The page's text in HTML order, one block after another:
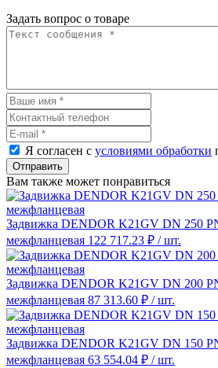
Задать вопрос о товаре
Я согласен с условиями обработки
Отправить
Вам также может понравиться
Задвижка DENDOR K21GV DN 250
межфланцевая 122 717.23 ₽ / шт.
Задвижка DENDOR K21GV DN 200
межфланцевая 87 313.60 ₽ / шт.
Задвижка DENDOR K21GV DN 150
межфланцевая 63 554.04 ₽ / шт.